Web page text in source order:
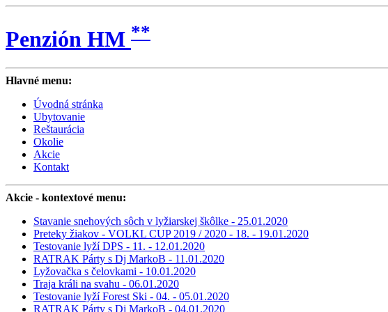
Penzión HM **
Hlavné menu:
Úvodná stránka
Ubytovanie
Reštaurácia
Okolie
Akcie
Kontakt
Akcie - kontextové menu:
Stavanie snehových sôch v lyžiarskej škôlke - 25.01.2020
Preteky žiakov - VOLKL CUP 2019 / 2020 - 18. - 19.01.2020
Testovanie lyží DPS - 11. - 12.01.2020
RATRAK Párty s Dj MarkoB - 11.01.2020
Lyžovačka s čelovkami - 10.01.2020
Traja králi na svahu - 06.01.2020
Testovanie lyží Forest Ski - 04. - 05.01.2020
RATRAK Párty s Dj MarkoB - 04.01.2020